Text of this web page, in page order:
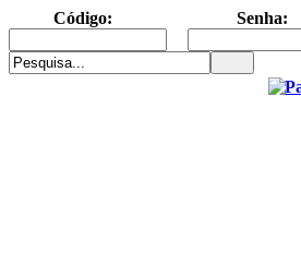
Código: Senha: